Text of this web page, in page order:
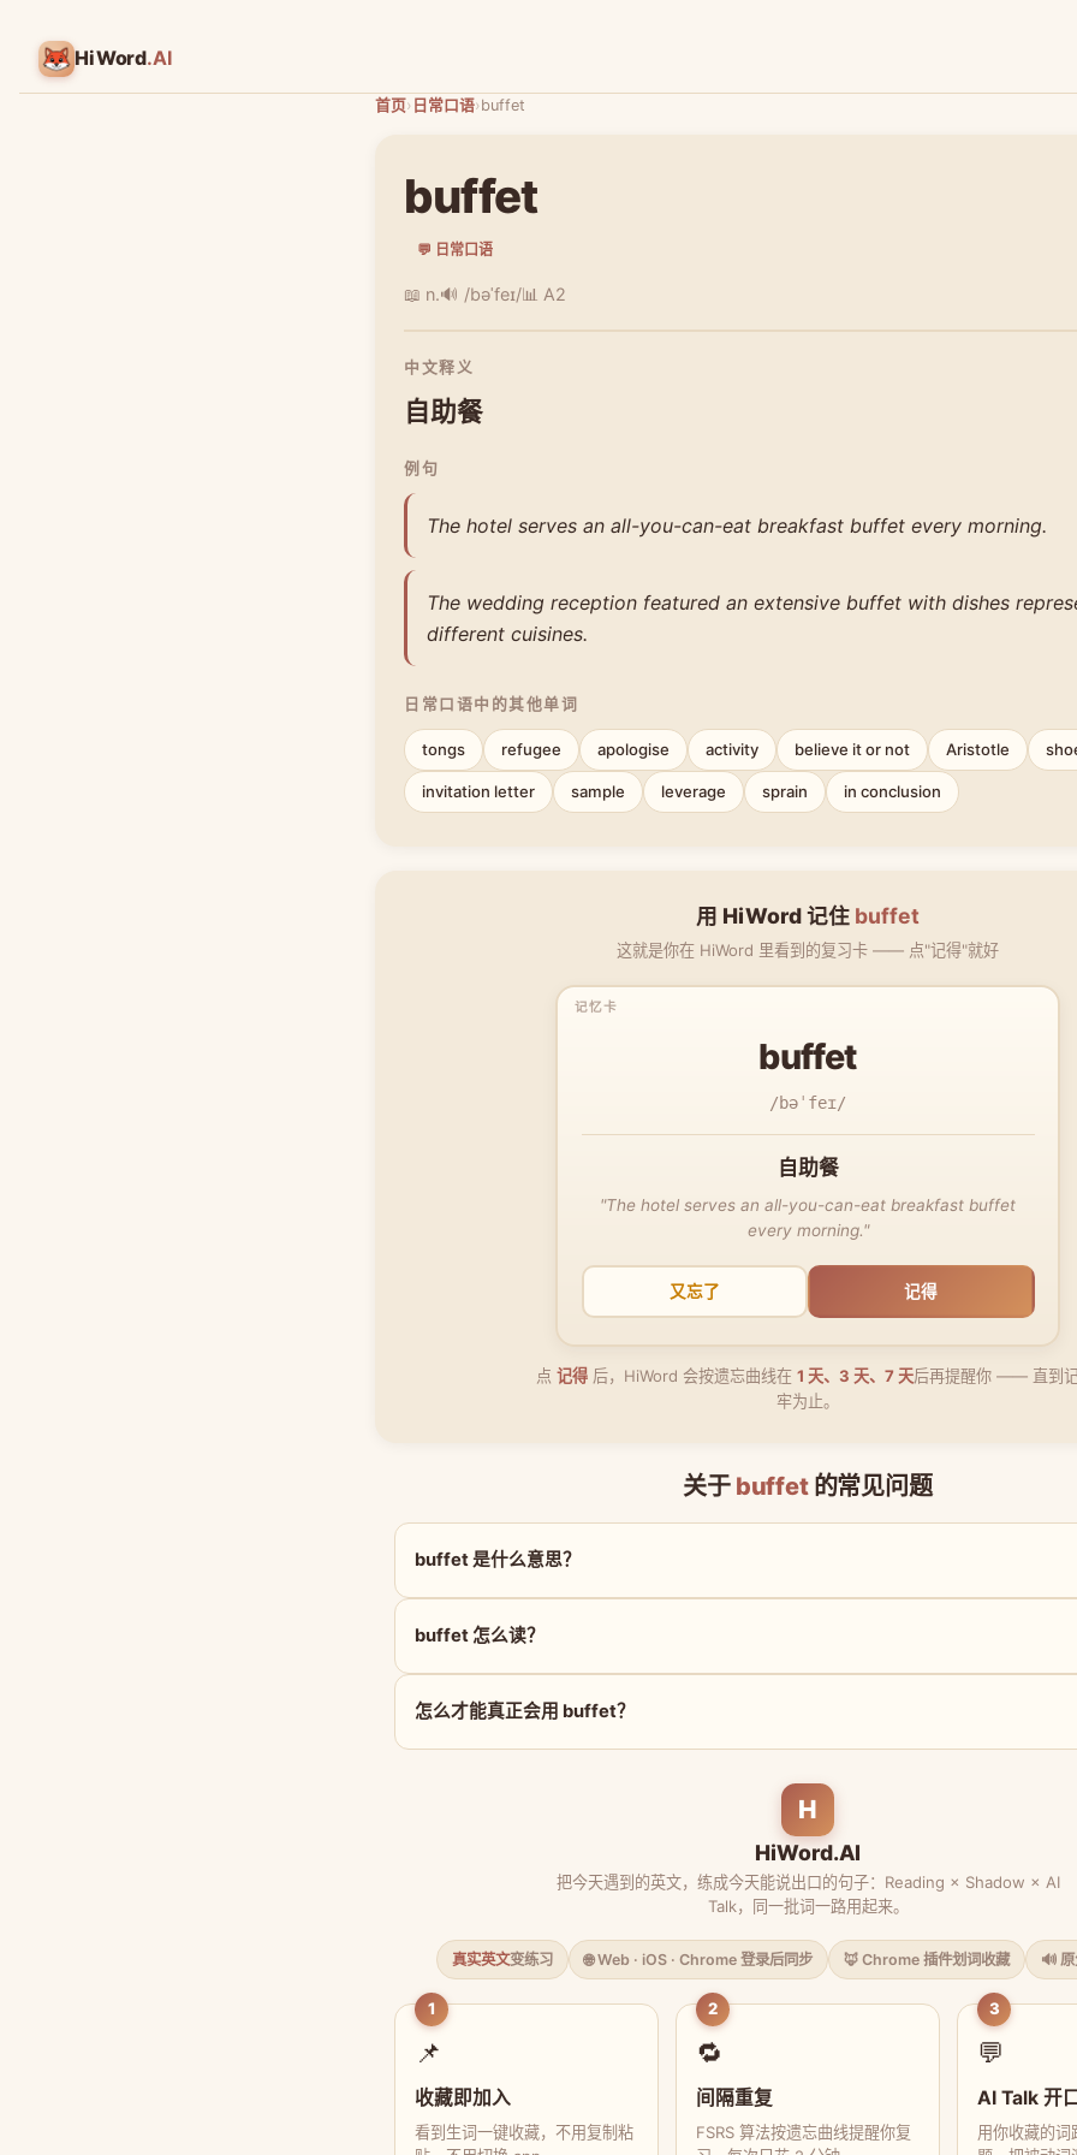
HiWord.AI
首页› 日常口语›buffet
buffet
💬 日常口语
📖 n.🔊 /bəˈfeɪ/📊 A2
中文释义
自助餐
例句
The hotel serves an all-you-can-eat breakfast buffet every morning.
The wedding reception featured an extensive buffet with dishes
different cuisines.
日常口语中的其他单词
tongs refugee apologise activity believe it or not Aristotle
invitation letter sample leverage sprain in conclusion
用 HiWord 记住 buffet
这就是你在 HiWord 里看到的复习卡 —— 点"记得"就好
buffet
/bəˈfeɪ/
自助餐
"The hotel serves an all-you-can-eat breakfast buffet
every morning."
又忘了 记得
点 记得 后，HiWord 会按遗忘曲线在 1 天、3 天、7 天后再提醒你 —— 直到
牢为止。
关于 buffet的常见问题
buffet 是什么意思？
buffet 怎么读？
怎么才能真正会用 buffet？
H
HiWord.AI
把今天遇到的英文，练成今天能说出口的句子：Reading × Shadow × AI
Talk，同一批词一路用起来。
真实英文变练习 🌐 Web · iOS · Chrome 登录后同步 🦊 Chrome 插件划词收藏 🔊
1
📌
收藏即加入
看到生词一键收藏，不用复制粘
2
🔁
间隔重复
FSRS 算法按遗忘曲线提醒你复
3
💬
AI Talk 开
用你收藏的词